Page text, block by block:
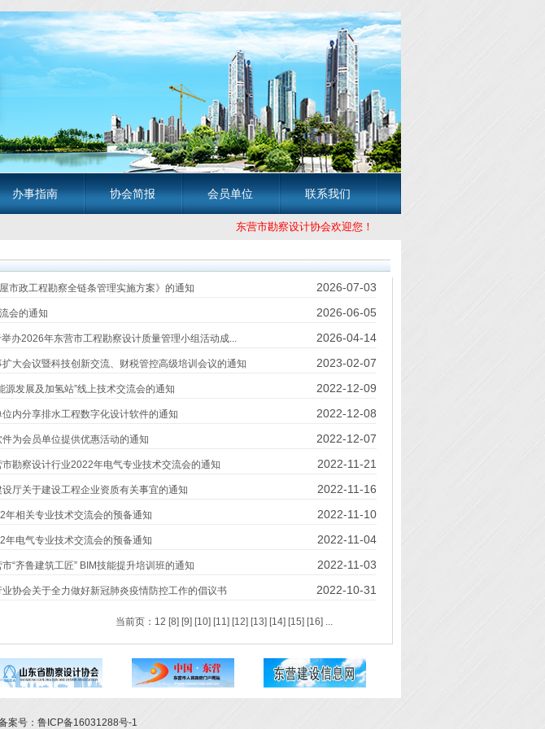
办事指南 协会简报 会员单位 联系我们
东营市勘察设计协会欢迎您！ 东营市勘察
市政工程勘察全链条管理实施方案》的通知
2026-07-03
会的通知
2026-06-05
办2026年东营市工程勘察设计质量管理小组活动成...
2026-04-14
扩大会议暨科技创新交流、财税管控高级培训会议的通知
2023-02-07
源发展及加氢站”线上技术交流会的通知
2022-12-09
内分享排水工程数字化设计软件的通知
2022-12-08
为会员单位提供优惠活动的通知
2022-12-07
市勘察设计行业2022年电气专业技术交流会的通知
2022-11-21
厅关于建设工程企业资质有关事宜的通知
2022-11-16
年相关专业技术交流会的预备通知
2022-11-10
年电气专业技术交流会的预备通知
2022-11-04
“齐鲁建筑工匠” BIM技能提升培训班的通知
2022-11-03
业协会关于全力做好新冠肺炎疫情防控工作的倡议书 2022-10-31
当前页：12 [8] [9] [10] [11] [12] [13] [14] [15] [16] ...
案号：鲁ICP备16031288号-1